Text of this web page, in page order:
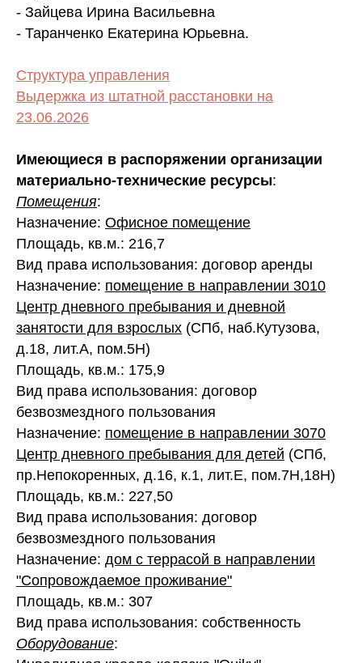
- Зайцева Ирина Васильевна
- Таранченко Екатерина Юрьевна.
Структура управления
Выдержка из штатной расстановки на
23.06.2026
Имеющиеся в распоряжении организации
материально-технические ресурсы:
Помещения:
Назначение: Офисное помещение
Площадь, кв.м.: 216,7
Вид права использования: договор аренды
Назначение: помещение в направлении 3010
Центр дневного пребывания и дневной
занятости для взрослых (СПб, наб.Кутузова,
д.18, лит.А, пом.5Н)
Площадь, кв.м.: 175,9
Вид права использования: договор
безвозмездного пользования
Назначение: помещение в направлении 3070
Центр дневного пребывания для детей (СПб,
пр.Непокоренных, д.16, к.1, лит.Е, пом.7Н,18Н)
Площадь, кв.м.: 227,50
Вид права использования: договор
безвозмездного пользования
Назначение: дом с террасой в направлении
"Сопровождаемое проживание"
Площадь, кв.м.: 307
Вид права использования: собственность
Оборудование: